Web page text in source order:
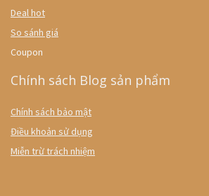
Deal hot
So sánh giá
Coupon
Chính sách Blog sản phẩm
Chính sách bảo mật
Điều khoản sử dụng
Miễn trừ trách nhiệm